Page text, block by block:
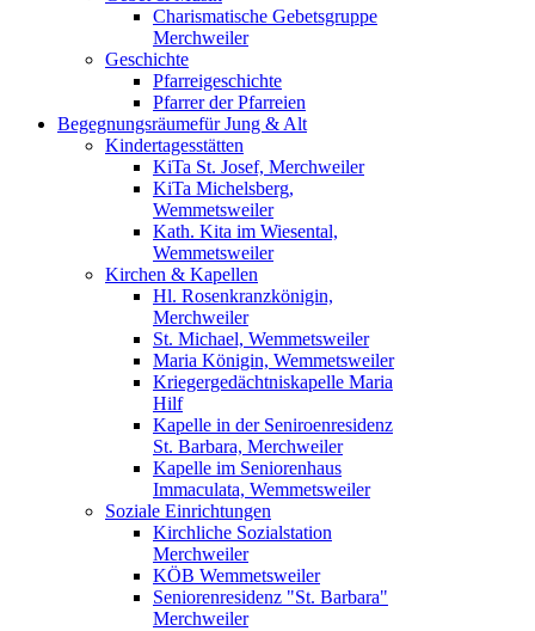
Charismatische Gebetsgruppe
Merchweiler
Geschichte
Pfarreigeschichte
Pfarrer der Pfarreien
Begegnungsräumefür Jung & Alt
Kindertagesstätten
KiTa St. Josef, Merchweiler
KiTa Michelsberg,
Wemmetsweiler
Kath. Kita im Wiesental,
Wemmetsweiler
Kirchen & Kapellen
Hl. Rosenkranzkönigin,
Merchweiler
St. Michael, Wemmetsweiler
Maria Königin, Wemmetsweiler
Kriegergedächtniskapelle Maria
Hilf
Kapelle in der Seniroenresidenz
St. Barbara, Merchweiler
Kapelle im Seniorenhaus
Immaculata, Wemmetsweiler
Soziale Einrichtungen
Kirchliche Sozialstation
Merchweiler
KÖB Wemmetsweiler
Seniorenresidenz "St. Barbara"
Merchweiler